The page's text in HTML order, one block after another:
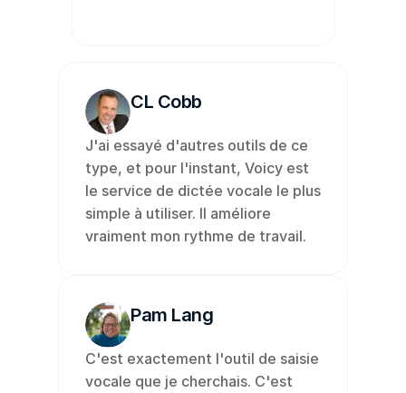
CL Cobb
J'ai essayé d'autres outils de ce
type, et pour l'instant, Voicy est
le service de dictée vocale le plus
simple à utiliser. Il améliore
vraiment mon rythme de travail.
Pam Lang
C'est exactement l'outil de saisie
vocale que je cherchais. C'est